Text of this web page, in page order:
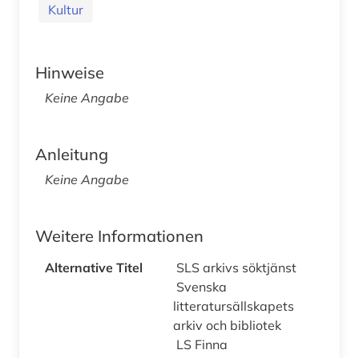
Kultur
Hinweise
Keine Angabe
Anleitung
Keine Angabe
Weitere Informationen
Alternative Titel
SLS arkivs söktjänst
Svenska
litteratursällskapets
arkiv och bibliotek
LS Finna